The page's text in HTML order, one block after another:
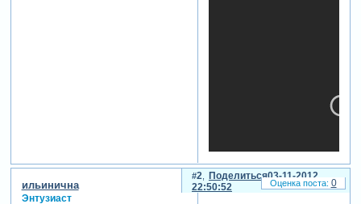
Поделиться
2
03-11-2012
22:50:52
ильинична
Энтузиаст
0